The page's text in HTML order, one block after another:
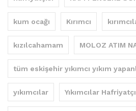
kum ocağı Kırımcı
kızılcahamam MOLOZ ATIM
tüm eskişehir yıkımcı yıkım
yıkımcılar Yıkımcılar